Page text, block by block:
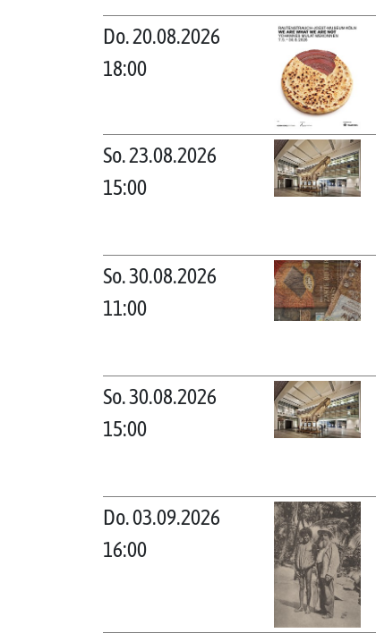
Do. 20.08.2026
18:00
So. 23.08.2026
15:00
So. 30.08.2026
11:00
So. 30.08.2026
15:00
Do. 03.09.2026
16:00